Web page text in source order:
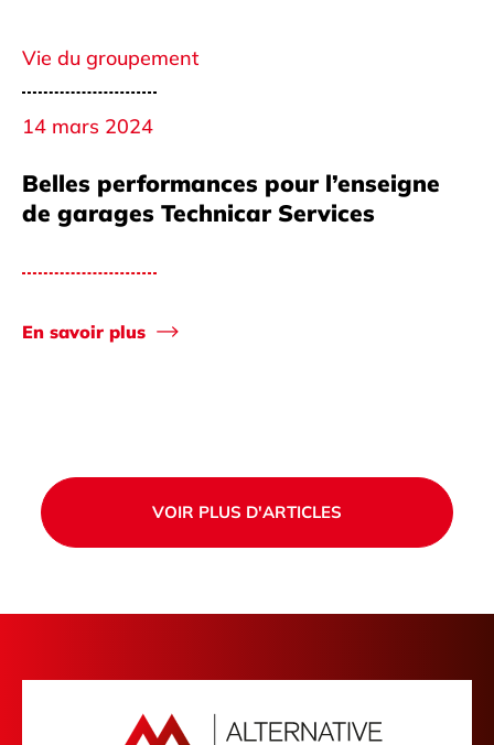
Vie du groupement
14 mars 2024
Belles performances pour l’enseigne
de garages Technicar Services
En savoir plus
VOIR PLUS D'ARTICLES